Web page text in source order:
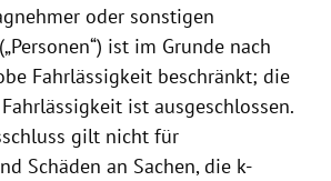
oder sonstigen
ist im Grunde nach
Fahrlässigkeit beschränkt; die
ist ausgeschlossen.
gilt nicht für
Schäden an Sachen, die k-